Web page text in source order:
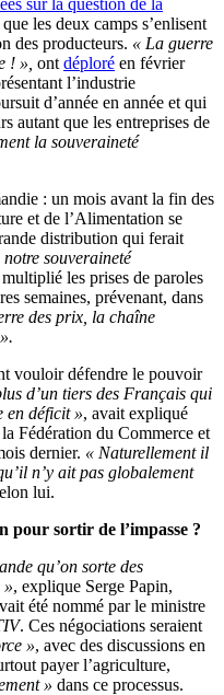
sur la question de la
les deux camps s’enlisent
des producteurs. « La guerre
! », ont déploré en février
l’industrie
d’année en année et qui
autant que les entreprises de
la souveraineté
: un mois avant la fin des
et de l’Alimentation se
distribution qui ferait
souveraineté
les prises de paroles
semaines, prévenant, dans
des prix, la chaîne
vouloir défendre le pouvoir
d’un tiers des Français qui
en déficit », avait expliqué
Fédération du Commerce et
dernier. « Naturellement il
n’y ait pas globalement
lui.
pour sortir de l’impasse ?
qu’on sorte des
», explique Serge Papin,
été nommé par le ministre
. Ces négociations seraient
», avec des discussions en
payer l’agriculture,
» dans ce processus.